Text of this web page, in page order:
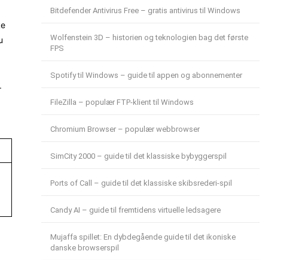
Bitdefender Antivirus Free – gratis antivirus til Windows
Wolfenstein 3D – historien og teknologien bag det første
FPS
Spotify til Windows – guide til appen og abonnementer
FileZilla – populær FTP-klient til Windows
Chromium Browser – populær webbrowser
SimCity 2000 – guide til det klassiske bybyggerspil
Ports of Call – guide til det klassiske skibsrederi-spil
Candy AI – guide til fremtidens virtuelle ledsagere
Mujaffa spillet: En dybdegående guide til det ikoniske
danske browserspil